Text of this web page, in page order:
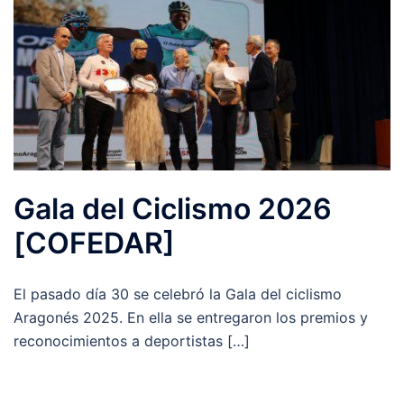
Gala del Ciclismo 2026
[COFEDAR]
El pasado día 30 se celebró la Gala del ciclismo
Aragonés 2025. En ella se entregaron los premios y
reconocimientos a deportistas […]